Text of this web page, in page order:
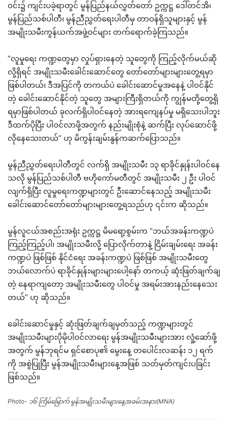
ဝင်း၌ ကျင်းပခဲ့ရာတွင် မွန်ပြည်နယ်လွှတ်တော် ဥက္ကဋ္ဌ ဒေါ်တင်အိ၊
မွန်ပြည်သစ်ပါတီ၊ မွန်ညီညွှတ်ရေးပါတီမှ တာဝန်ရှိသူများနှင့် မွန်
အမျိုးသမီးကွန်ယက်အဖွဲ့ဝင်များ တက်ရောက်ခဲ့ကြသည်။
“လူမှုရေး ကဏ္ဍတွေမှာ လှုပ်ရှားနေတဲ့ သူတွေကို ကြည့်လိုက်မယ်ဆို
လို့ရှိရင် အမျိုးသမီးခေါင်းဆောင်တွေ တော်တော်များများတွေ့ရမှာ
ဖြစ်ပါတယ်၊ ဒီအပြင်ကို တကယ်ပဲ ခေါင်းဆောင်မှုအနေနဲ့ ပါဝင်နိုင်
တဲ့ ခေါင်းဆောင်နိုင်တဲ့ သူတွေ အများကြီးရှိတယ်ကို ကျွန်မတို့တွေ့ရှိ
ရမှာဖြစ်ပါတယ် ခုလက်ရှိပါဝင်နေတဲ့ အားရကျေနပ်မှု မရှိသေးပါဘူး
ဒီထက်ပိုပြီး ပါဝင်လာဖို့အတွက် နည်းမျိုးစုံနဲ့ ဆက်ပြီး လုပ်ဆောင်ဖို့
လိုနေသေးတယ်” ဟု မိကွန်းချမ်းနွန်ကဆက်ပြောသည်။
မွန်ညီညွှတ်ရေးပါတီတွင် လက်ရှိ အမျိုးသမီး ၁၃ ရာခိုင်နှုန်းပါဝင်နေ
သလို မွန်ပြည်သစ်ပါတီ ဗဟိုကော်မတီတွင် အမျိုးသမီး ၂ ဦး ပါဝင်
လျက်ရှိပြီး လူမှုရေးကဏ္ဍများတွင် ဦးဆောင်နေသည့် အမျိုးသမီး
ခေါင်းဆောင်တော်တော်များများတွေ့ရသည်ဟု ၎င်းက ဆိုသည်။
မွန်လူငယ်အစည်းအရုံး ဥက္ကဋ္ဌ မိမရော့စွမ်းက “ဘယ်အခန်းကဏ္ဍပဲ
ကြည့်ကြည့်ပါ၊ အမျိုးသမီးလို့ ပြောလိုက်တာနဲ့ ငြိမ်းချမ်းရေး အခန်း
ကဏ္ဍပဲ ဖြစ်ဖြစ် နိုင်ငံရေး အခန်းကဏ္ဍပဲ ဖြစ်ဖြစ် အမျိုးသမီးတွေ
ဘယ်လောက်ပဲ ရာခိုင်နှုန်းများများပေါ့နော် တကယ့် ဆုံးဖြတ်ချက်ချ
တဲ့ နေရာကျတော့ အမျိုးသမီးတွေ ပါဝင်မှု အရမ်းအားနည်းနေသေး
တယ်” ဟု ဆိုသည်။
ခေါင်းဆောင်မှုနှင့် ဆုံးဖြတ်ချက်ချမှတ်သည့် ကဏ္ဍများတွင်
အမျိုးသမီးများပိုမိုပါဝင်လာရေး မွန်အမျိုးသမီးများအား လှုံ့ဆော်ဖို့
အတွက် မွန်ဘုရင်မ ရှင်စောပု၏ မွေးနေ့ တပေါင်းလဆန်း ၁၂ ရက်
ကို အစွဲပြုပြီး မွန်အမျိုးသမီးများနေ့အဖြစ် သတ်မှတ်ကျင်းပခြင်း
ဖြစ်သည်။
Photo- ၁၆ ကြိမ်မြောက် မွန်အမျိုးသမီးများနေ့အခမ်းအနား(MNA)